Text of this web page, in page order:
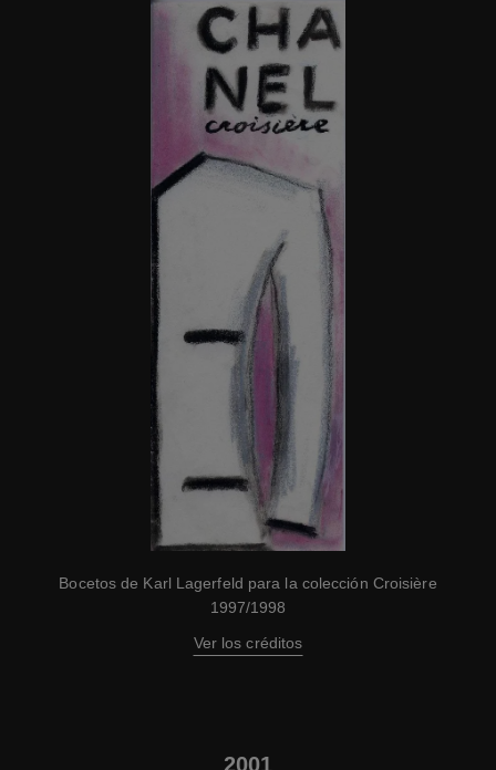
Bocetos de Karl Lagerfeld para la colección Croisière
1997/1998
Ver los créditos
2001